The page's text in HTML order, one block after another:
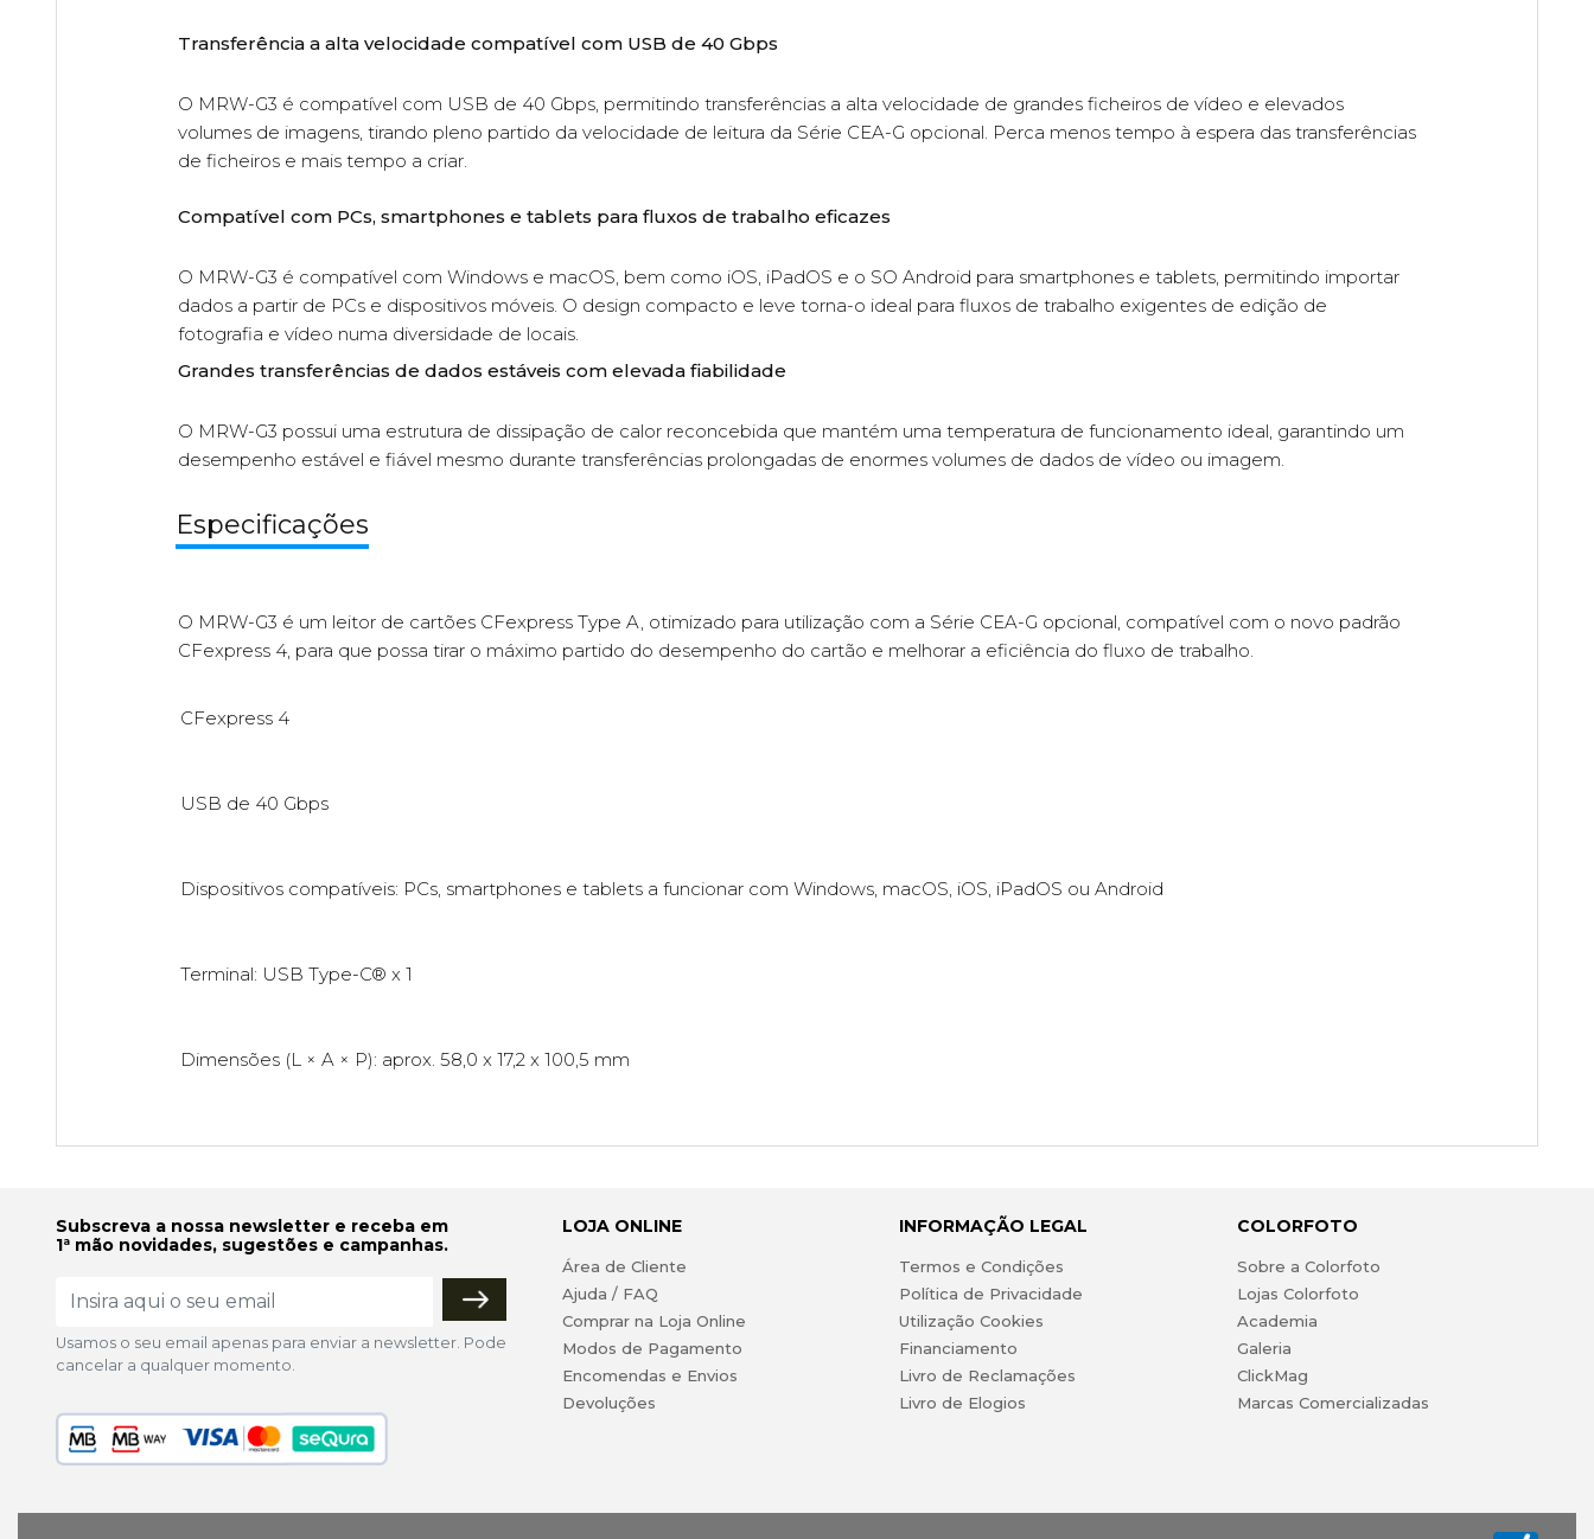
Transferência a alta velocidade compatível com USB de 40 Gbps
O MRW-G3 é compatível com USB de 40 Gbps, permitindo transferências a alta velocidade de grandes ficheiros de vídeo e elevados
volumes de imagens, tirando pleno partido da velocidade de leitura da Série CEA-G opcional. Perca menos tempo à espera das transferências
de ficheiros e mais tempo a criar.
Compatível com PCs, smartphones e tablets para fluxos de trabalho eficazes
O MRW-G3 é compatível com Windows e macOS, bem como iOS, iPadOS e o SO Android para smartphones e tablets, permitindo importar
dados a partir de PCs e dispositivos móveis. O design compacto e leve torna-o ideal para fluxos de trabalho exigentes de edição de
fotografia e vídeo numa diversidade de locais.
Grandes transferências de dados estáveis com elevada fiabilidade
O MRW-G3 possui uma estrutura de dissipação de calor reconcebida que mantém uma temperatura de funcionamento ideal, garantindo um
desempenho estável e fiável mesmo durante transferências prolongadas de enormes volumes de dados de vídeo ou imagem.
Especificações
O MRW-G3 é um leitor de cartões CFexpress Type A, otimizado para utilização com a Série CEA-G opcional, compatível com o novo padrão
CFexpress 4, para que possa tirar o máximo partido do desempenho do cartão e melhorar a eficiência do fluxo de trabalho.
CFexpress 4
USB de 40 Gbps
Dispositivos compatíveis: PCs, smartphones e tablets a funcionar com Windows, macOS, iOS, iPadOS ou Android
Terminal: USB Type-C® x 1
Dimensões (L × A × P): aprox. 58,0 x 17,2 x 100,5 mm
Subscreva a nossa newsletter e receba em
1ª mão novidades, sugestões e campanhas.
Usamos o seu email apenas para enviar a newsletter. Pode
cancelar a qualquer momento.
LOJA ONLINE
Área de Cliente
Ajuda / FAQ
Comprar na Loja Online
Modos de Pagamento
Encomendas e Envios
Devoluções
INFORMAÇÃO LEGAL
Termos e Condições
Política de Privacidade
Utilização Cookies
Financiamento
Livro de Reclamações
Livro de Elogios
COLORFOTO
Sobre a Colorfoto
Lojas Colorfoto
Academia
Galeria
ClickMag
Marcas Comercializadas